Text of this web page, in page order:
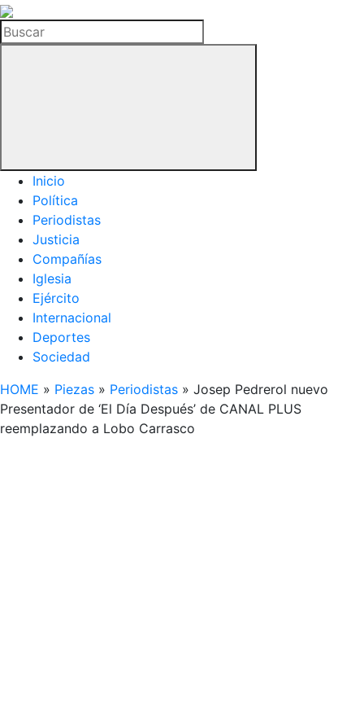
La
Hemeroteca
del
Buscar
Inicio
Política
Periodistas
Justicia
Compañías
Iglesia
Ejército
Internacional
Deportes
Sociedad
HOME » Piezas » Periodistas » Josep Pedrerol nuevo
Presentador de ‘El Día Después’ de CANAL PLUS
reemplazando a Lobo Carrasco